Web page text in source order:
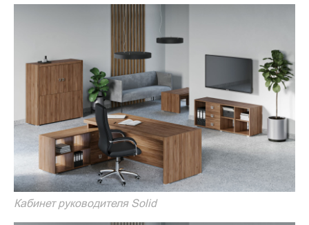
Кабинет руководителя Solid